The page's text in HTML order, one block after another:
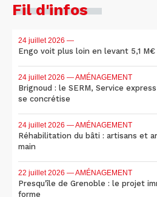
Fil d'infos
24 juillet 2026 —
Engo voit plus loin en levant 5,1 M€
24 juillet 2026 — AMÉNAGEMENT
Brignoud : le SERM, Service
se concrétise
24 juillet 2026 — AMÉNAGEMENT
Réhabilitation du bâti : artisans et
main
22 juillet 2026 — AMÉNAGEMENT
Presqu'île de Grenoble : le projet
forme